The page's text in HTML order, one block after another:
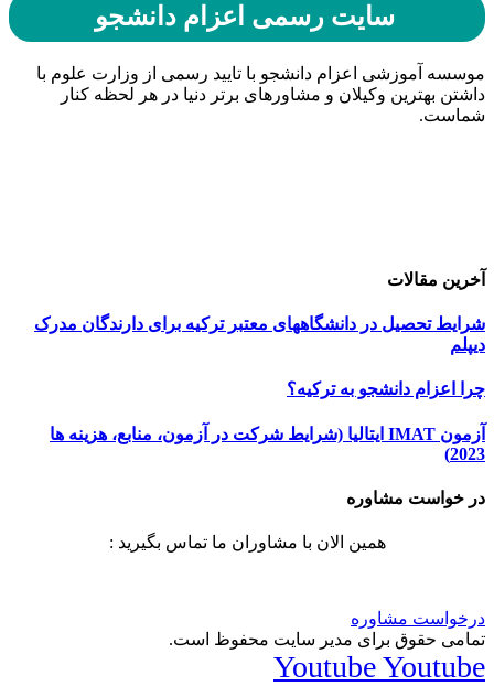
سایت رسمی اعزام دانشجو
موسسه آموزشی اعزام دانشجو با تایید رسمی از وزارت علوم با
داشتن بهترین وکیلان و مشاورهای برتر دنیا در هر لحظه کنار
شماست.
آخرین مقالات
شرایط تحصیل در دانشگاههای معتبر ترکیه برای دارندگان مدرک
دیپلم
چرا اعزام دانشجو به ترکیه؟
آزمون IMAT ایتالیا (شرایط شرکت در آزمون، منابع، هزینه ها
2023)
در خواست مشاوره
همین الان با مشاوران ما تماس بگیرید :
درخواست مشاوره
تمامی حقوق برای مدیر سایت محفوظ است.
YoutubeYoutube